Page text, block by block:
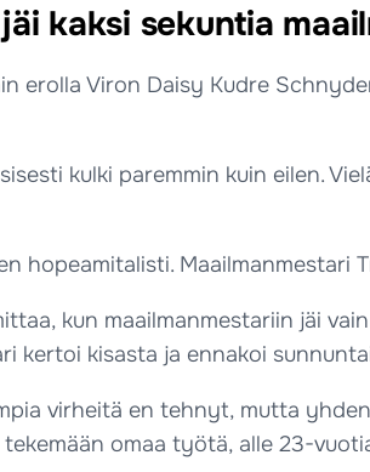
kaksi sekuntia
erolla Viron Daisy Kudre
kulki paremmin kuin eilen.
hopeamitalisti. Maailmanmestari
kun maailmanmestariin jäi
kertoi kisasta ja ennakoi
virheitä en tehnyt, mutta
omaa työtä, alle 23-